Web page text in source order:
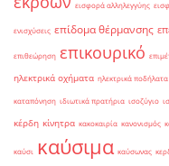
εισφορά αλληλεγγύης
ενισχύσεις επίδομα θέρμανσης
επιθεώρηση επικουρικό
ηλεκτρικά οχήματα ηλεκτρικά ποδήλατα
καταπόνηση ιδιωτικά πρατήρια ισοζύγιο
κέρδη κίνητρα κακοκαιρία κανονισμός
καύσι καύσιμα καύσωνας